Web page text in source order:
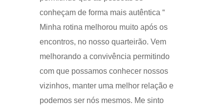
conheçam de forma mais autêntica “
Minha rotina melhorou muito após os
encontros, no nosso quarteirão. Vem
melhorando a convivência permitindo
com que possamos conhecer nossos
vizinhos, manter uma melhor relação e
podemos ser nós mesmos. Me sinto